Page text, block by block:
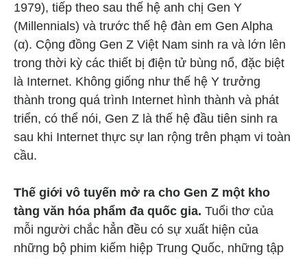
1979), tiếp theo sau thế hệ anh chị Gen Y
(Millennials) và trước thế hệ đàn em Gen Alpha
(α). Cộng đồng Gen Z Việt Nam sinh ra và lớn lên
trong thời kỳ các thiết bị điện tử bùng nổ, đặc biệt
là Internet. Không giống như thế hệ Y trưởng
thành trong quá trình Internet hình thành và phát
triển, có thể nói, Gen Z là thế hệ đầu tiên sinh ra
sau khi Internet thực sự lan rộng trên phạm vi toàn
cầu.
Thế giới vô tuyến mở ra cho Gen Z một kho
tàng văn hóa phẩm đa quốc gia. Tuổi thơ của
mỗi người chắc hẳn đều có sự xuất hiện của
những bộ phim kiếm hiệp Trung Quốc, những tập